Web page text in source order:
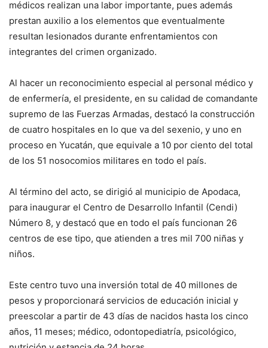
médicos realizan una labor importante, pues además
prestan auxilio a los elementos que eventualmente
resultan lesionados durante enfrentamientos con
integrantes del crimen organizado.
Al hacer un reconocimiento especial al personal médico y
de enfermería, el presidente, en su calidad de comandante
supremo de las Fuerzas Armadas, destacó la construcción
de cuatro hospitales en lo que va del sexenio, y uno en
proceso en Yucatán, que equivale a 10 por ciento del total
de los 51 nosocomios militares en todo el país.
Al término del acto, se dirigió al municipio de Apodaca,
para inaugurar el Centro de Desarrollo Infantil (Cendi)
Número 8, y destacó que en todo el país funcionan 26
centros de ese tipo, que atienden a tres mil 700 niñas y
niños.
Este centro tuvo una inversión total de 40 millones de
pesos y proporcionará servicios de educación inicial y
preescolar a partir de 43 días de nacidos hasta los cinco
años, 11 meses; médico, odontopediatría, psicológico,